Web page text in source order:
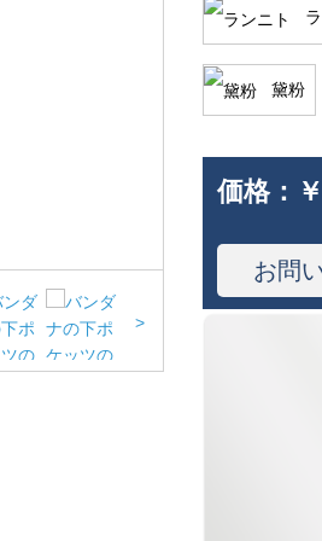
>
黛粉
価格：
お問